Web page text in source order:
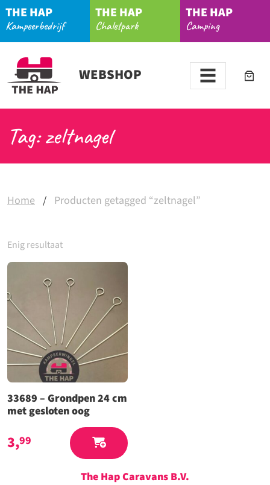
THE HAP
Kampeerbedrijf
THE HAP
Chaletpark
THE HAP
Camping
WEBSHOP
Tag: zeltnagel
Home / Producten getagged “zeltnagel”
Enig resultaat
33689 – Grondpen 24 cm
met gesloten oog
3,99
The Hap Caravans B.V.